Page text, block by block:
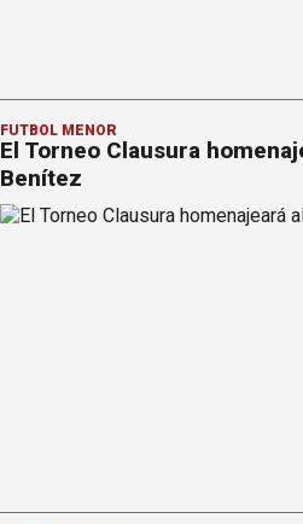
FÚTBOL MENOR
El Torneo Clausura
Benítez